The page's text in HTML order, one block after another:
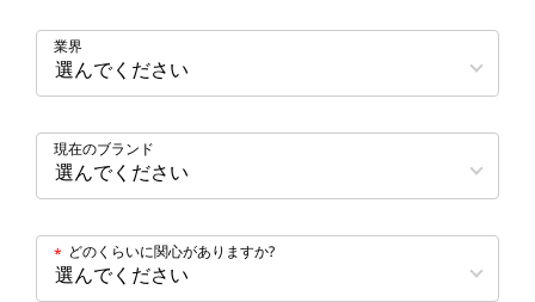
業界
現在のブランド
どのくらいに関心がありますか?
*